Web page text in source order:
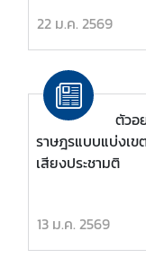
ก
า
ร
ต่
า
ง
ป
เ
ท
22 ม.ค. 2569
ตัวอ
ราษฎรแบบแบ่งเ
เสียงประชามติ
13 ม.ค. 2569